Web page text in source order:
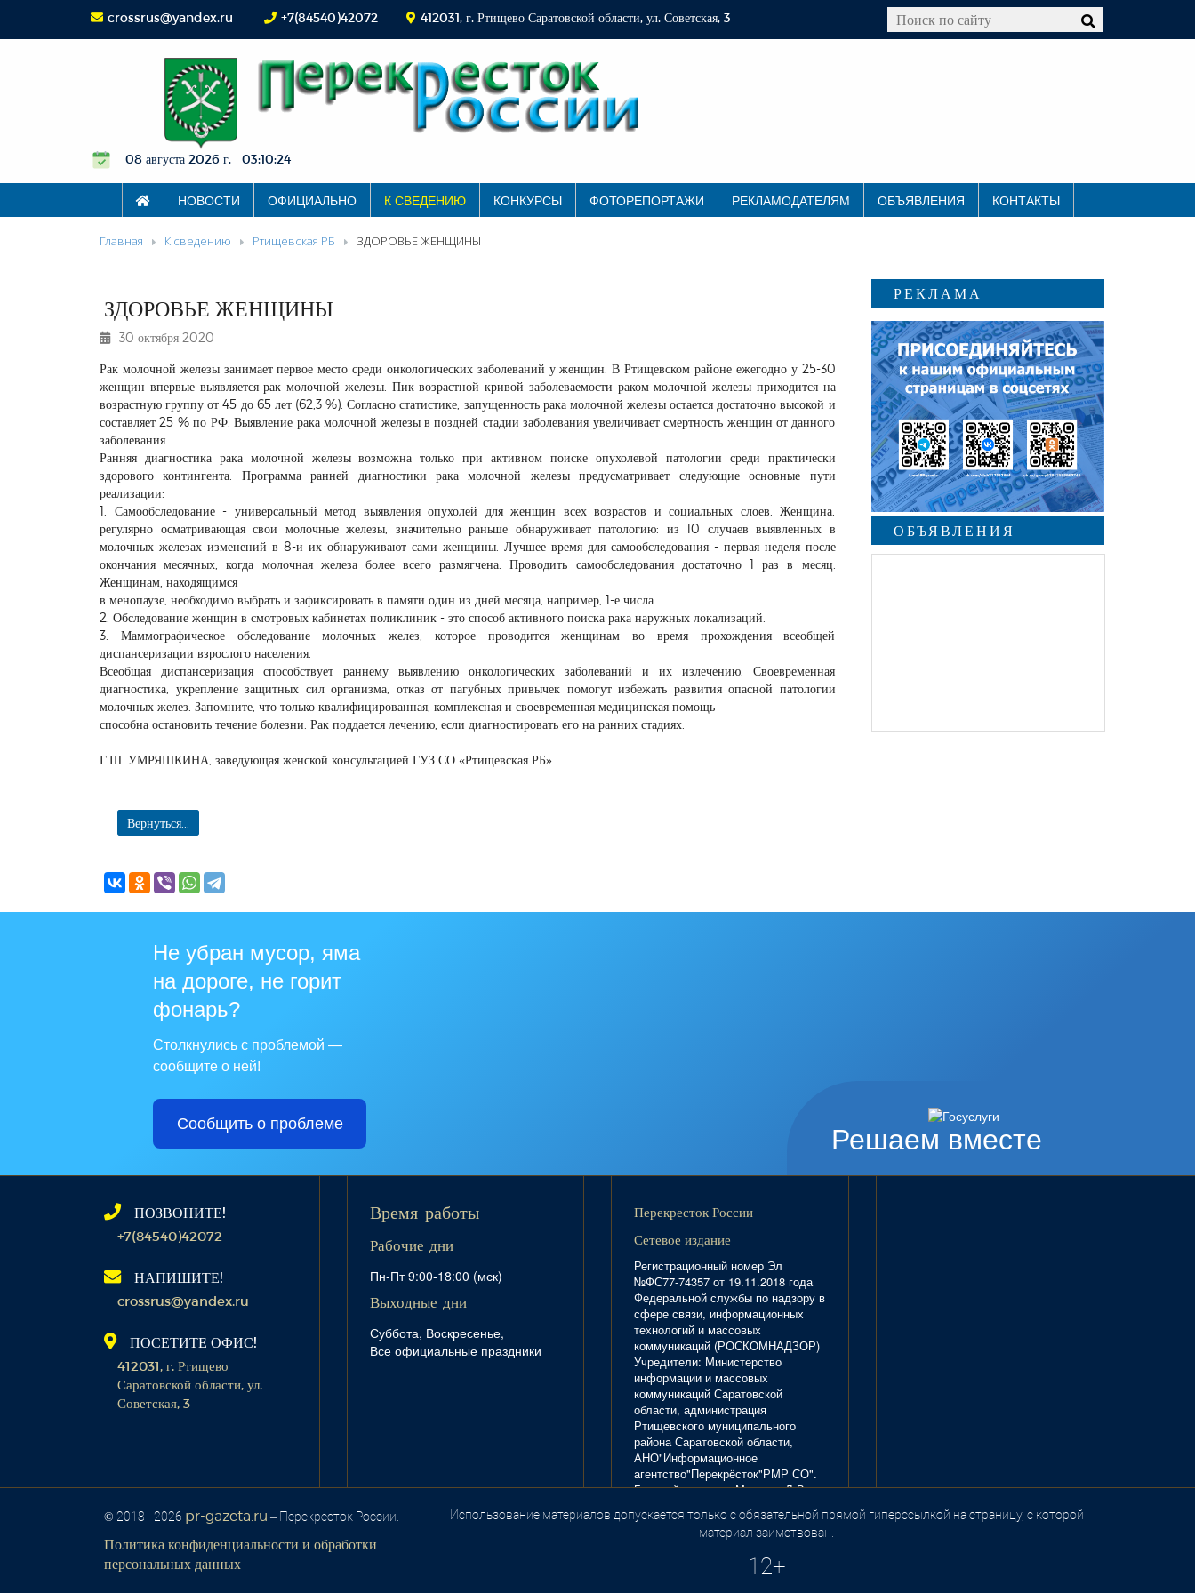
crossrus@yandex.ru +7(84540)42072 412031, г. Ртищево Саратовской области, ул. Советская, 3
08 августа 2026 г. 03:10:24
НОВОСТИ ОФИЦИАЛЬНО К СВЕДЕНИЮ КОНКУРСЫ ФОТОРЕПОРТАЖИ РЕКЛАМОДАТЕЛЯМ ОБЪЯВЛЕНИЯ КОНТАКТЫ
Главная К сведению Ртищевская РБ ЗДОРОВЬЕ ЖЕНЩИНЫ
ЗДОРОВЬЕ ЖЕНЩИНЫ
30 октября 2020
Рак молочной железы занимает первое место среди онкологических заболеваний у женщин. В Ртищевском районе ежегодно у 25-30
женщин впервые выявляется рак молочной железы. Пик возрастной кривой заболеваемости раком молочной железы приходится на
возрастную группу от 45 до 65 лет (62,3 %). Согласно статистике, запущенность рака молочной железы остается достаточно высокой и
составляет 25 % по РФ. Выявление рака молочной железы в поздней стадии заболевания увеличивает смертность женщин от данного
заболевания.
Ранняя диагностика рака молочной железы возможна только при активном поиске опухолевой патологии среди практически
здорового контингента. Программа ранней диагностики рака молочной железы предусматривает следующие основные пути
реализации:
1. Самообследование - универсальный метод выявления опухолей для женщин всех возрастов и социальных слоев. Женщина,
регулярно осматривающая свои молочные железы, значительно раньше обнаруживает патологию: из 10 случаев выявленных в
молочных железах изменений в 8-и их обнаруживают сами женщины. Лучшее время для самообследования - первая неделя после
окончания месячных, когда молочная железа более всего размягчена. Проводить самообследования достаточно 1 раз в месяц.
Женщинам, находящимся
в менопаузе, необходимо выбрать и зафиксировать в памяти один из дней месяца, например, 1-е числа.
2. Обследование женщин в смотровых кабинетах поликлиник - это способ активного поиска рака наружных локализаций.
3. Маммографическое обследование молочных желез, которое проводится женщинам во время прохождения всеобщей
диспансеризации взрослого населения.
Всеобщая диспансеризация способствует раннему выявлению онкологических заболеваний и их излечению. Своевременная
диагностика, укрепление защитных сил организма, отказ от пагубных привычек помогут избежать развития опасной патологии
молочных желез. Запомните, что только квалифицированная, комплексная и своевременная медицинская помощь
способна остановить течение болезни. Рак поддается лечению, если диагностировать его на ранних стадиях.
Г.Ш. УМРЯШКИНА, заведующая женской консультацией ГУЗ СО «Ртищевская РБ»
Вернуться...
РЕКЛАМА
ОБЪЯВЛЕНИЯ
Решаем вместе
Не убран мусор, яма
на дороге, не горит
фонарь?
Столкнулись с проблемой —
сообщите о ней!
Сообщить о проблеме
ПОЗВОНИТЕ!
+7(84540)42072
НАПИШИТЕ!
crossrus@yandex.ru
ПОСЕТИТЕ ОФИС!
412031, г. Ртищево
Саратовской области, ул.
Советская, 3
Время работы
Рабочие дни
Пн-Пт 9:00-18:00 (мск)
Выходные дни
Суббота, Воскресенье,
Все официальные праздники
Перекресток России
Сетевое издание
Регистрационный номер Эл
№ФС77-74357 от 19.11.2018 года
Федеральной службы по надзору в
сфере связи, информационных
технологий и массовых
коммуникаций (РОСКОМНАДЗОР)
Учредители: Министерство
информации и массовых
коммуникаций Саратовской
области, администрация
Ртищевского муниципального
района Саратовской области,
АНО"Информационное
агентство"Перекрёсток"РМР СО".
Главный редактор Маркова Л.В.
Тел. 8(84540)4-20-72; отдел
рекламы - 4-29-10.
© 2018 - 2026 pr-gazeta.ru – Перекресток России.
Политика конфиденциальности и обработки
персональных данных
Использование материалов допускается только с обязательной прямой гиперссылкой на страницу, с которой
материал заимствован.
12+